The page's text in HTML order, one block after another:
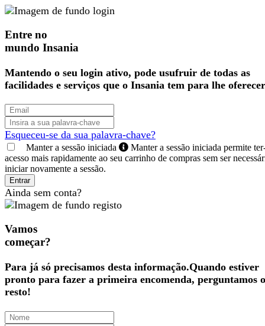
Entre no
mundo Insania
Mantendo o seu login ativo, pode usufruir de todas as
facilidades e serviços que o Insania tem para lhe
Esqueceu-se da sua palavra-chave?
Manter a sessão iniciada
Manter a sessão iniciada permite
acesso mais rapidamente ao seu carrinho de compras sem ser
iniciar novamente a sessão.
Entrar
Ainda sem conta?
Vamos
começar?
Para já só precisamos desta informação.Quando estiver
pronto para fazer a primeira encomenda, perguntamos o
resto!